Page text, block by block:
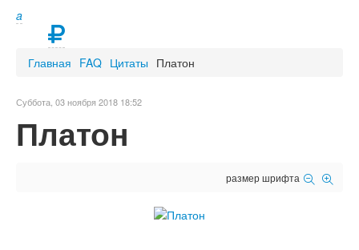
a
Главная FAQ Цитаты Платон
Суббота, 03 ноября 2018 18:52
Платон
размер шрифта